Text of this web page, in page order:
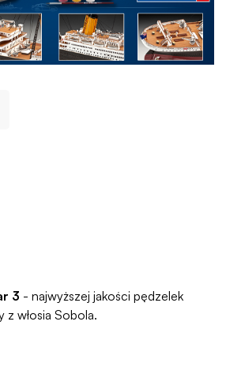
3 - najwyższej jakości pędzelek
z włosia Sobola.